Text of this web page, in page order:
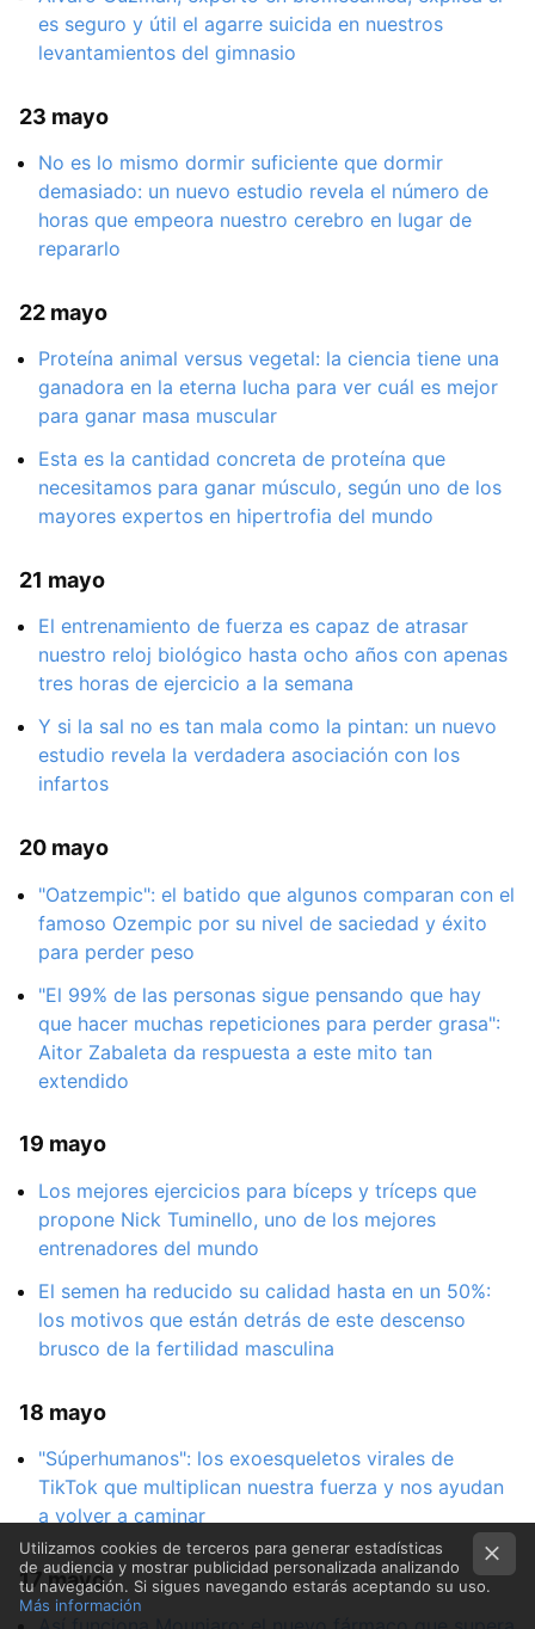
es seguro y útil el agarre suicida en nuestros
levantamientos del gimnasio
23 mayo
No es lo mismo dormir suficiente que dormir
demasiado: un nuevo estudio revela el número de
horas que empeora nuestro cerebro en lugar de
repararlo
22 mayo
Proteína animal versus vegetal: la ciencia tiene una
ganadora en la eterna lucha para ver cuál es mejor
para ganar masa muscular
Esta es la cantidad concreta de proteína que
necesitamos para ganar músculo, según uno de los
mayores expertos en hipertrofia del mundo
21 mayo
El entrenamiento de fuerza es capaz de atrasar
nuestro reloj biológico hasta ocho años con apenas
tres horas de ejercicio a la semana
Y si la sal no es tan mala como la pintan: un nuevo
estudio revela la verdadera asociación con los
infartos
20 mayo
"Oatzempic": el batido que algunos comparan con el
famoso Ozempic por su nivel de saciedad y éxito
para perder peso
"El 99% de las personas sigue pensando que hay
que hacer muchas repeticiones para perder grasa":
Aitor Zabaleta da respuesta a este mito tan
extendido
19 mayo
Los mejores ejercicios para bíceps y tríceps que
propone Nick Tuminello, uno de los mejores
entrenadores del mundo
El semen ha reducido su calidad hasta en un 50%:
los motivos que están detrás de este descenso
brusco de la fertilidad masculina
18 mayo
"Súperhumanos": los exoesqueletos virales de
TikTok que multiplican nuestra fuerza y nos ayudan
a volver a caminar
17 mayo
Utilizamos cookies de terceros para generar estadísticas
de audiencia y mostrar publicidad personalizada analizando
tu navegación. Si sigues navegando estarás aceptando su uso.
Más información